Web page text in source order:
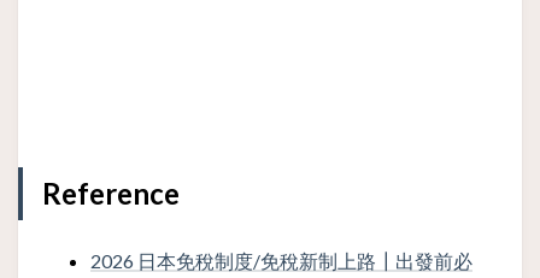
Reference
2026 日本免稅制度/免稅新制上路┃出發前必